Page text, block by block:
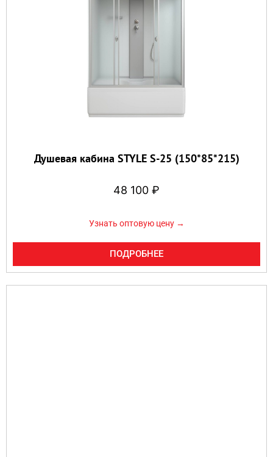
Душевая кабина STYLE S-25 (150*85*215)
48 100 ₽
Узнать оптовую цену →
ПОДРОБНЕЕ